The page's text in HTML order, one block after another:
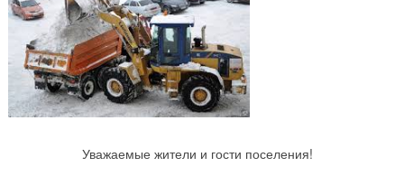
Уважаемые жители и гости поселения!